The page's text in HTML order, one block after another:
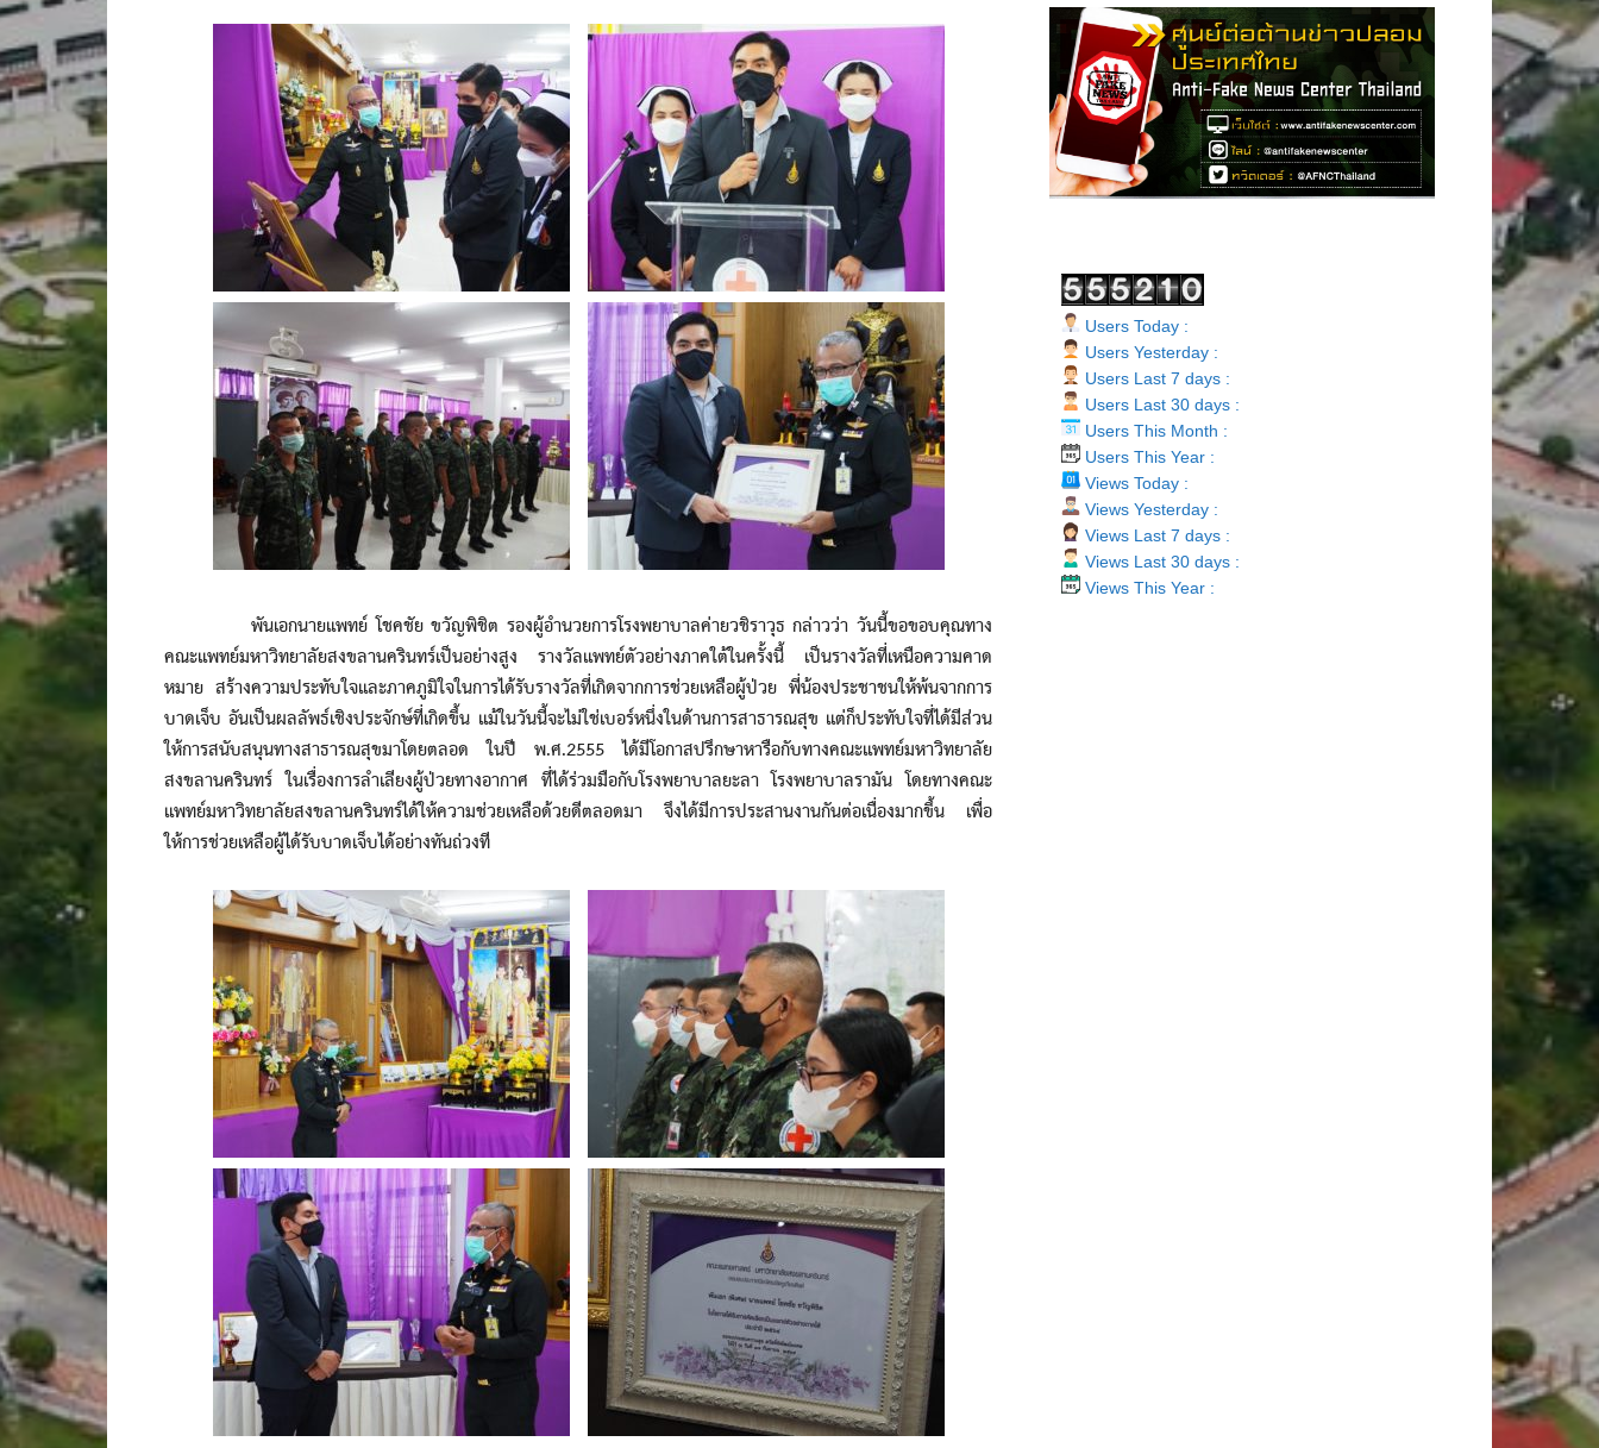
พันเอกนายแพทย์ โชคชัย ขวัญพิชิต รองผู้อำนวยการโรงพยาบาลค่ายวชิราวุธ กล่าวว่า วันนี้ขอขอบคุณทาง
คณะแพทย์มหาวิทยาลัยสงขลานครินทร์เป็นอย่างสูง รางวัลแพทย์ตัวอย่างภาคใต้ในครั้งนี้ เป็นรางวัลที่เหนือความคาด
หมาย สร้างความประทับใจและภาคภูมิใจในการได้รับรางวัลที่เกิดจากการช่วยเหลือผู้ป่วย พี่น้องประชาชนให้พ้นจากการ
บาดเจ็บ อันเป็นผลลัพธ์เชิงประจักษ์ที่เกิดขึ้น แม้ในวันนี้จะไม่ใช่เบอร์หนึ่งในด้านการสาธารณสุข แต่ก็ประทับใจที่ได้มีส่วน
ให้การสนับสนุนทางสาธารณสุขมาโดยตลอด ในปี พ.ศ.2555 ได้มีโอกาสปรึกษาหารือกับทางคณะแพทย์มหาวิทยาลัย
สงขลานครินทร์ ในเรื่องการลำเลียงผู้ป่วยทางอากาศ ที่ได้ร่วมมือกับโรงพยาบาลยะลา โรงพยาบาลรามัน โดยทางคณะ
แพทย์มหาวิทยาลัยสงขลานครินทร์ได้ให้ความช่วยเหลือด้วยดีตลอดมา จึงได้มีการประสานงานกันต่อเนื่องมากขึ้น เพื่อ
ให้การช่วยเหลือผู้ได้รับบาดเจ็บได้อย่างทันถ่วงที
Users Today :
Users Yesterday :
Users Last 7 days :
Users Last 30 days :
Users This Month :
Users This Year :
Views Today :
Views Yesterday :
Views Last 7 days :
Views Last 30 days :
Views This Year :